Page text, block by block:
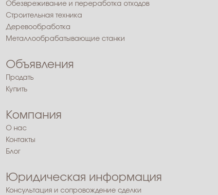
Обезвреживание и переработка отходов
Строительная техника
Деревообработка
Металлообрабатывающие станки
Объявления
Продать
Купить
Компания
О нас
Контакты
Блог
Юридическая информация
Консультация и сопровождение сделки